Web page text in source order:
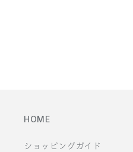
HOME
ショッピングガイド